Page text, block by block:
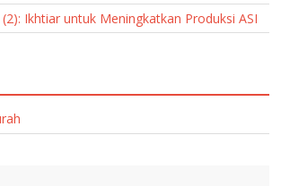
Ikhtiar untuk Meningkatkan Produksi ASI